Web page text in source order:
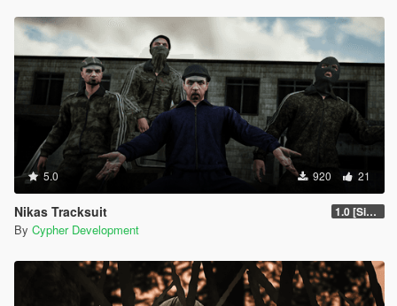
5.0 920 21
Nikas Tracksuit 1.0 [Singleplayer & Singleplayer Addon & FiveM Addon]
By Cypher Development